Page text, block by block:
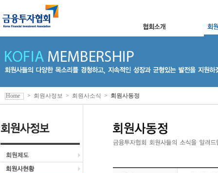
Home > 회원사정보 > 회원사소식 > 회원사동정